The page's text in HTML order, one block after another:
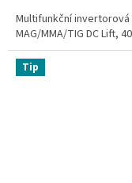
Multifunkční invertorová
MAG/MMA/TIG DC Lift,
Tip